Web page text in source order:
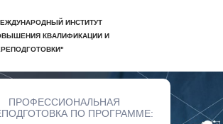
ИНСТИТУТ
КВАЛИФИКАЦИИ И
ПРОФЕССИОНАЛЬНАЯ
ПО ПРОГРАММЕ: